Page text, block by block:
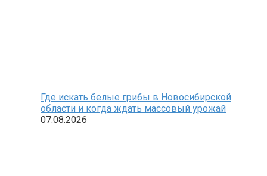
Где искать белые грибы в Новосибирской
области и когда ждать массовый урожай
07.08.2026